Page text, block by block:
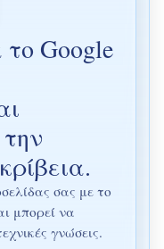
Google
σας με το
μπορεί να
γνώσεις.